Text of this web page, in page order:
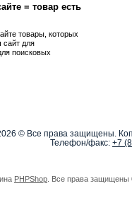
= товар есть
товары, которых
сайт для
поисковых
© Все права защищены.
Телефон/факс: +7
PHPShop . Все права защищены